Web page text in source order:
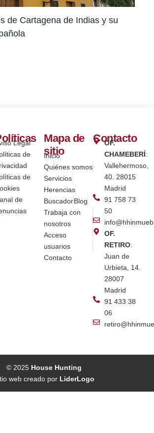
de Cartagena de Indias y su
Legal
de
de
de
Mapa de
sitio
Inicio
Quiénes somos
Servicios
Herencias
BuscadorBlog
Trabaja con
nosotros
Acceso
usuarios
Contacto
Contacto
OF.
CHAMEBERÍ:
Vallehermoso,
40. 28015
Madrid
91 758 73
50
OF.
RETIRO:
Juan de
Urbieta, 14.
28007
Madrid
91 433 38
06
© 2025House Hunting
web creado porLiderLogo